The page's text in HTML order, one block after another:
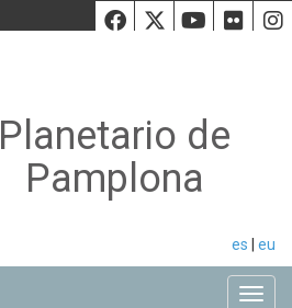
Facebook
Twiiter
Planetario de
Pamplona
es eu